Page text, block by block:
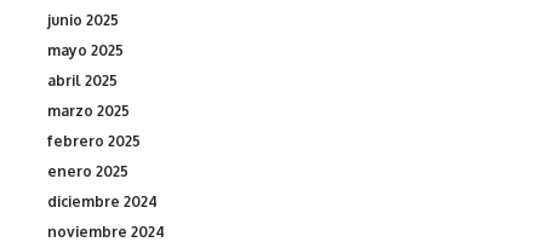
junio 2025
mayo 2025
abril 2025
marzo 2025
febrero 2025
enero 2025
diciembre 2024
noviembre 2024